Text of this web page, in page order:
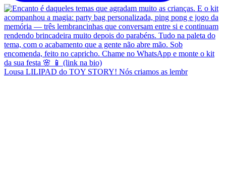
Lousa LILIPAD do TOY STORY! Nós criamos as lembr